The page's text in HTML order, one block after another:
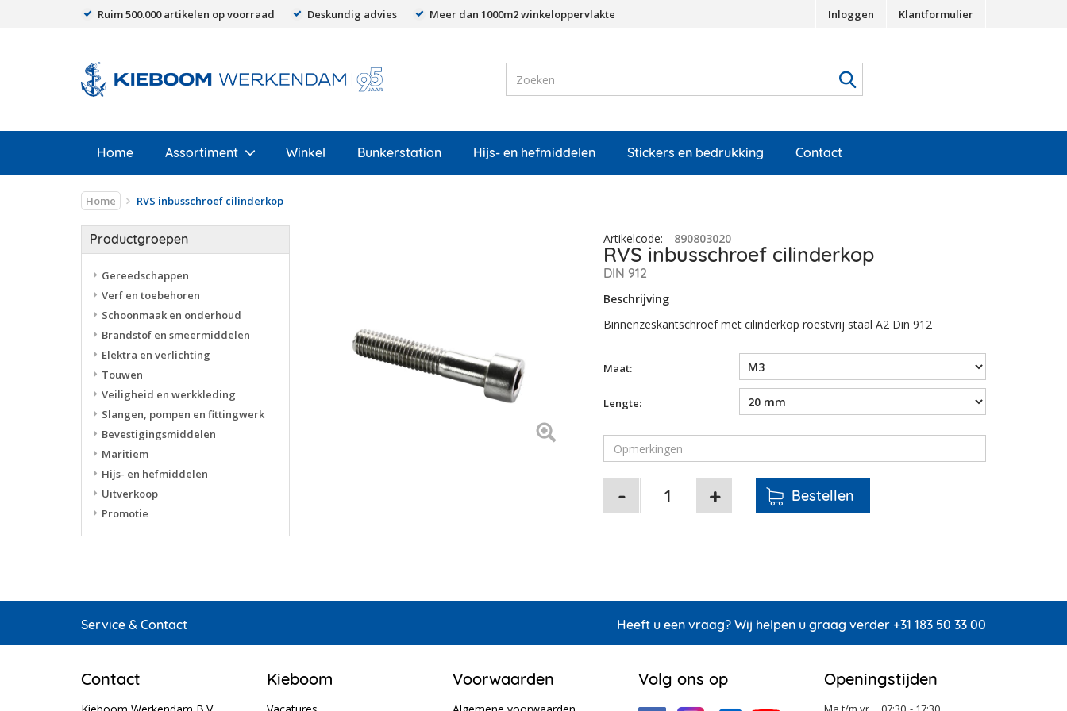
Ruim 500.000 artikelen op voorraad Deskundig advies Meer dan 1000m2 winkeloppervlakte Inloggen Klantformulier
Home Assortiment Winkel Bunkerstation Hijs- en hefmiddelen Stickers en bedrukking Contact
Home RVS inbusschroef cilinderkop
Productgroepen
Gereedschappen
Verf en toebehoren
Schoonmaak en onderhoud
Brandstof en smeermiddelen
Elektra en verlichting
Touwen
Veiligheid en werkkleding
Slangen, pompen en fittingwerk
Bevestigingsmiddelen
Maritiem
Hijs- en hefmiddelen
Uitverkoop
Promotie
Artikelcode: 890803020
RVS inbusschroef cilinderkop
DIN 912
Beschrijving
Binnenzeskantschroef met cilinderkop roestvrij staal A2 Din 912
Maat:
Lengte:
Service & Contact Heeft u een vraag? Wij helpen u graag verder +31 183 50 33 00
Contact Kieboom Voorwaarden Volg ons op Openingstijden